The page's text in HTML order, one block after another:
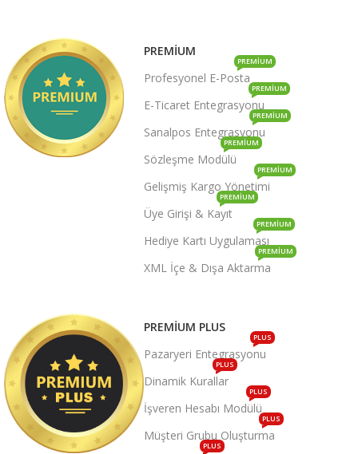
PREMIUM
Profesyonel E-Posta
PREMIUM
E-Ticaret Entegrasyonu
PREMIUM
Sanalpos Entegrasyonu
PREMIUM
Sözleşme Modülü
PREMIUM
Gelişmiş Kargo Yönetimi
PREMIUM
Üye Girişi & Kayıt
PREMIUM
Hediye Kartı Uygulaması
PREMIUM
XML İçe & Dışa Aktarma
PREMIUM
PREMIUM PLUS
Pazaryeri Entegrasyonu
PLUS
Dinamik Kurallar
PLUS
İşveren Hesabı Modülü
PLUS
Müşteri Grubu Oluşturma
PLUS
PLUS